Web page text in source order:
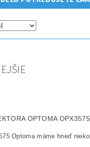
OPTOMA
Optoma máme hneď